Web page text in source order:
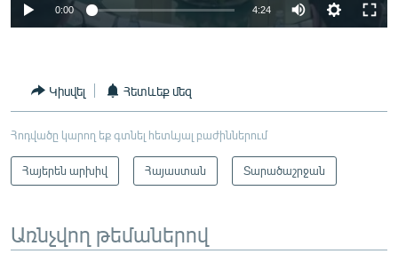
Auto 240p
720p 1080p
0:00 4:24 Auto
1080p
Կիսվել Հետևեք մեզ
Հոդվածը կարող եք գտնել հետևյալ բաժիններում
Հայերեն արխիվ Հայաստան Տարածաշրջան
Առնչվող թեմաներով